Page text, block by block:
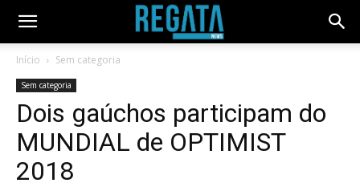
Início Sem categoria
Sem categoria
Dois gaúchos participam do
MUNDIAL de OPTIMIST
2018